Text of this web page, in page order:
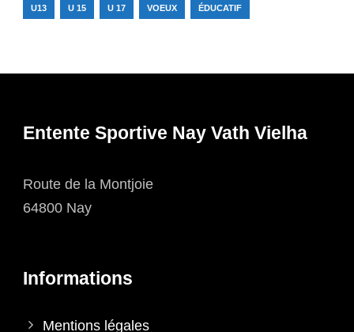
U13 U 15 U 17 VOEUX ÉDUCATIF
Entente Sportive Nay Vath Vielha
Route de la Montjoie
64800 Nay
Informations
Mentions légales